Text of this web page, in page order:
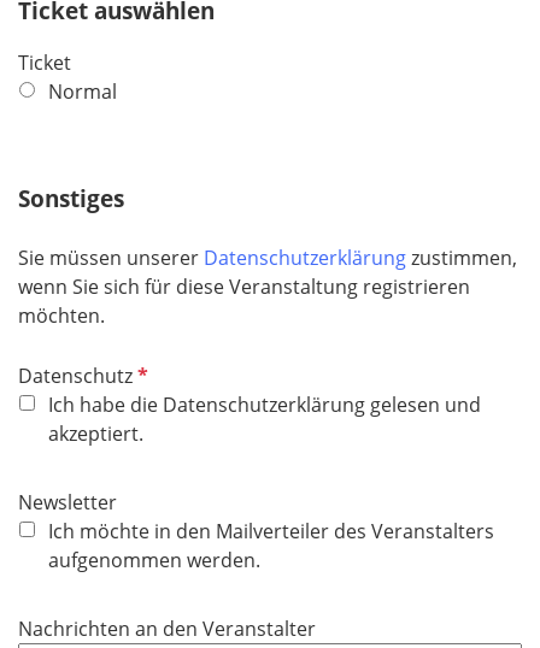
r
Ticket auswählen
Ticket
Normal
Sonstiges
Sie müssen unserer Datenschutzerklärungzustimmen,
wenn Sie sich für diese Veranstaltung registrieren
möchten.
DatenschutzR
e
q
r
Ich habe die Datenschutzerklärung gelesen und
akzeptiert.
Newsletter
Ich möchte in den Mailverteiler des Veranstalters
aufgenommen werden.
Nachrichten an den Veranstalter